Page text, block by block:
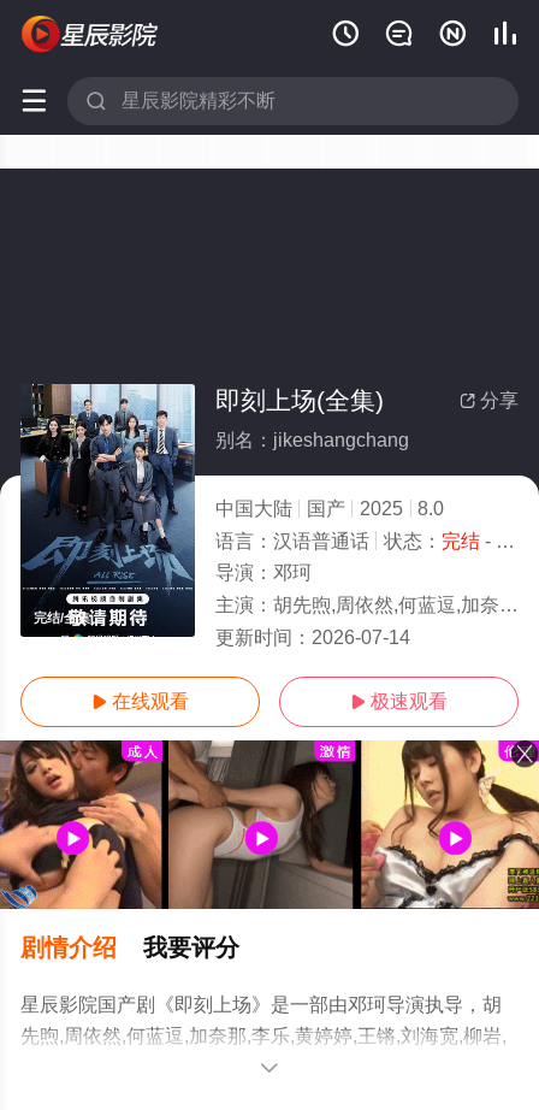
   
 
完结/全集
 分享
即刻上场(全集)
别名：jikeshangchang
中国大陆 国产 2025
8.0
语言： 汉语普通话 状态： 完结- 免费在线观看
导演： 邓珂
主演： 胡先煦,周依然,何蓝逗,加奈那,李乐,黄婷婷,王锵,刘海宽,柳岩,袁文康,孙淳,杨玏,张晞临,
更新时间： 2026-07-14
 在线观看  极速观看
剧情介绍 我要评分
星辰影院国产剧《即刻上场》是一部由邓珂导演执导，胡
先煦,周依然,何蓝逗,加奈那,李乐,黄婷婷,王锵,刘海宽,柳岩,
袁文康,孙淳,杨玏,张晞临,黄圣池等演员精彩演绎的中国大
